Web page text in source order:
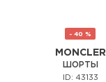
- 40 %
MONCLER
ШОРТЫ
ID: 43133